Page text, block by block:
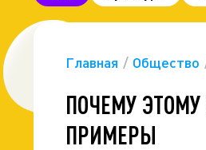
Шоу-бизнес
Главная Общество
ПОЧЕМУ
ПРИМЕРЫ